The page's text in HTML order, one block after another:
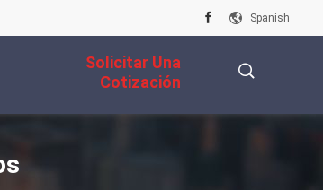
Spanish
Solicitar Una
Cotización